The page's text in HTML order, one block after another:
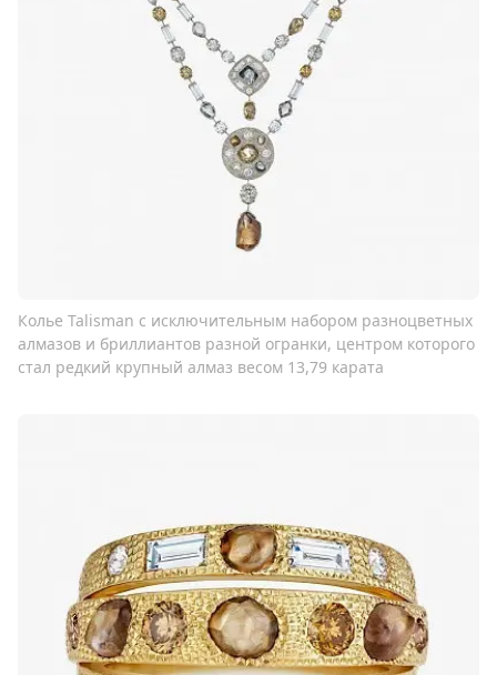
Колье Talisman с исключительным набором разноцветных
алмазов и бриллиантов разной огранки, центром которого
стал редкий крупный алмаз весом 13,79 карата